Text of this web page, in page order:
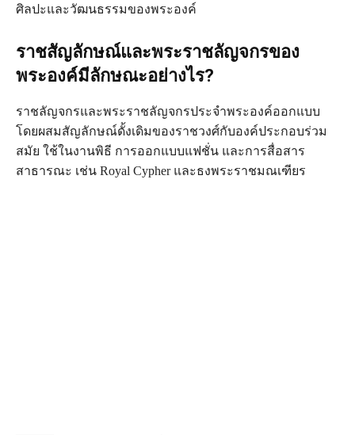
ศิลปะและวัฒนธรรมของพระองค์
ราชสัญลักษณ์และพระราชลัญจกรของ
พระองค์มีลักษณะอย่างไร?
ราชลัญจกรและพระราชลัญจกรประจำพระองค์ออกแบบ
โดยผสมสัญลักษณ์ดั้งเดิมของราชวงศ์กับองค์ประกอบร่วม
สมัย ใช้ในงานพิธี การออกแบบแฟชั่น และการสื่อสาร
สาธารณะ เช่น Royal Cypher และธงพระราชมณเฑียร